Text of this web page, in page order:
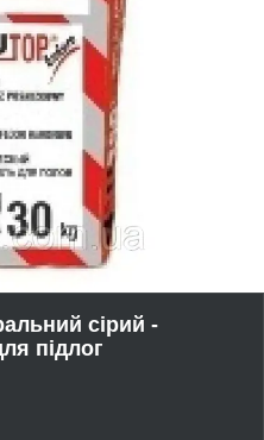
сірий -
підлог